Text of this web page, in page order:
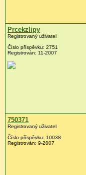
Prcekzlipy
Registrovaný uživatel
Číslo příspěvku: 2751
Registrován: 11-2007
750371
Registrovaný uživatel
Číslo příspěvku: 10038
Registrován: 9-2007